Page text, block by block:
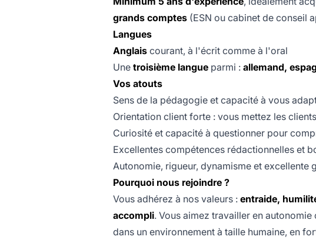
grands comptes (ESN ou cabinet de conseil
Langues
Anglais courant, à l'écrit comme à l'oral
Une troisième langue parmi : allemand,
Vos atouts
Sens de la pédagogie et capacité à vous
Orientation client forte : vous mettez les
Curiosité et capacité à questionner pour
Excellentes compétences rédactionnelles et
Autonomie, rigueur, dynamisme et excellente
Pourquoi nous rejoindre ?
Vous adhérez à nos valeurs : entraide,
accompli. Vous aimez travailler en
dans un environnement à taille humaine, en